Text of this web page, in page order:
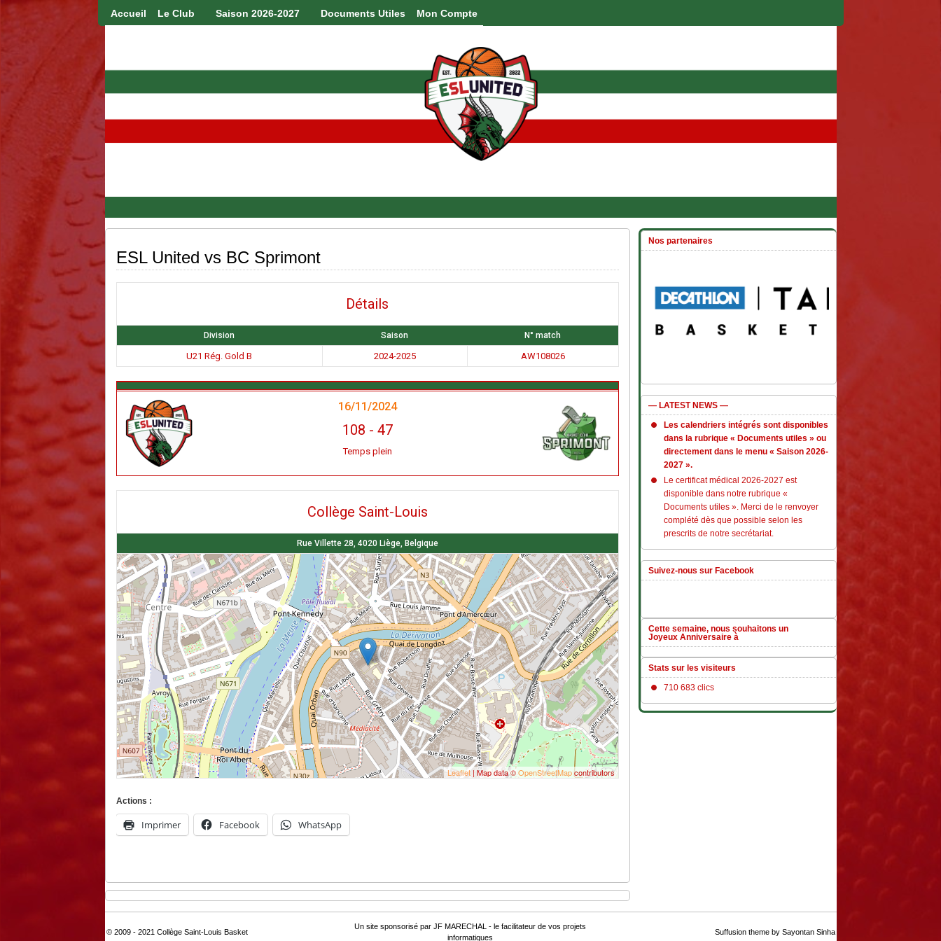
Accueil Le Club Saison 2026-2027 Documents Utiles Mon Compte
ESL United vs BC Sprimont
Détails
Division Saison N° match
U21 Rég. Gold B 2024-2025 AW108026
16/11/2024
108 - 47
Temps plein
Collège Saint-Louis
Rue Villette 28, 4020 Liège, Belgique
Leaflet| Map data ©OpenStreetMapcontributors
Actions :
Imprimer Facebook WhatsApp
Nos partenaires
— LATEST NEWS —
Les calendriers intégrés sont disponibles
dans la rubrique « Documents utiles » ou
directement dans le menu « Saison 2026-
2027 ».
Le certificat médical 2026-2027 est
disponible dans notre rubrique «
Documents utiles ». Merci de le renvoyer
complété dès que possible selon les
prescrits de notre secrétariat.
Suivez-nous sur Facebook
Cette semaine, nous souhaitons un
Joyeux Anniversaire à
Stats sur les visiteurs
710 683 clics
© 2009 - 2021 Collège Saint-Louis Basket
Un site sponsorisé par JF MARECHAL - le facilitateur de vos projets
informatiques
Suffusion theme by Sayontan Sinha